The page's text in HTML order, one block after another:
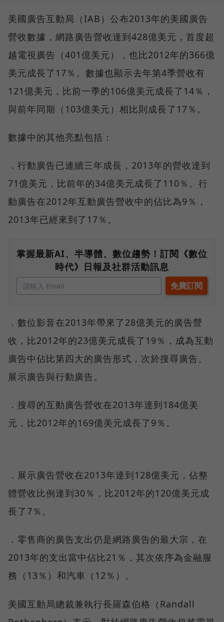
美國廣告互動局（IAB）公布2013年的美國廣告
營收數據，網路廣告營收達到428億美元，首度超
越電視廣告（401億美元），也比2012年的366億
美元成長了17％。數據也顯示去年第4季營收有
121億美元，比前一季的106億美元成長了14％，
與前年同期（103億美元）相比則成長了17％。
數據中的其他亮點包括：
．行動廣告已連續三年成長，2013年的營收達到
71億美元，比前年的34億美元成長了110％。行
動廣告在2012年互動廣告營收中的佔比為9％，
2013年已經來到了17％。
掌握最新AI、半導體、數位趨勢！訂閱《數位
時代》日報及社群活動訊息
．數位影音在2013年帶來了28億美元的廣告營
收，比2012年的23億美元成長了19％，成為互動
廣告中佔比第四大的廣告形式，次於搜尋廣告、
展示廣告與行動廣告。
．搜尋的互動廣告營收在2013年達到184億美
元，比2012年的169億美元成長了9％。
．展示廣告營收在2013年達到128億美元，佔整
體營收比例達到30％，比2012年的120億美元成
長了7％。
．零售商的廣告支出仍是網路廣告的最大宗，在
2013年的支出當中佔比21％，其次依序為金融服
務（13％）和汽車（12％）。
美國互動局總裁兼執行長羅森伯格（Randall